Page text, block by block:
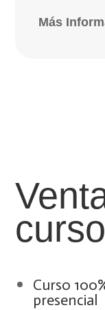
Más
curso
Curso
presencial